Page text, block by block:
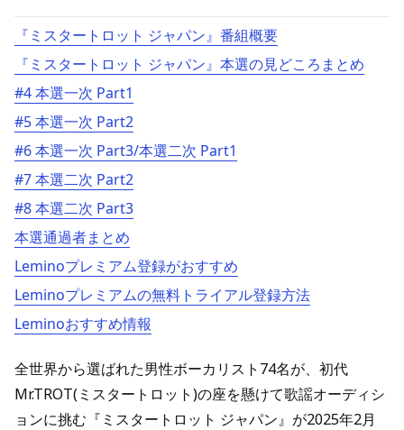
『ミスタートロット ジャパン』番組概要
『ミスタートロット ジャパン』本選の見どころまとめ
#4 本選一次 Part1
#5 本選一次 Part2
#6 本選一次 Part3/本選二次 Part1
#7 本選二次 Part2
#8 本選二次 Part3
本選通過者まとめ
Leminoプレミアム登録がおすすめ
Leminoプレミアムの無料トライアル登録方法
Leminoおすすめ情報
全世界から選ばれた男性ボーカリスト74名が、初代
Mr.TROT(ミスタートロット)の座を懸けて歌謡オーディシ
ョンに挑む『ミスタートロット ジャパン』が2025年2月